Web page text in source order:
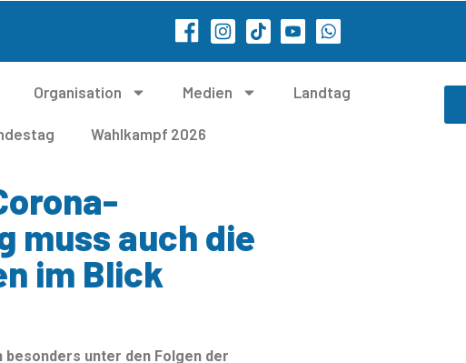
Organisation Medien Landtag
Wahlkampf 2026
muss auch die
im Blick
besonders unter den Folgen der